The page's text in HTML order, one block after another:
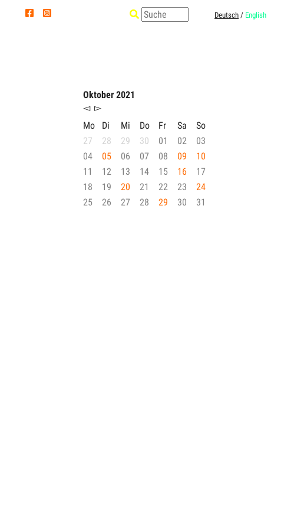
Deutsch / English
Oktober 2021
◅ ▻
Mo
Di Mi Do Fr Sa
So
27
28 29 30 01 02
03
04
05 06 07 08 09
10
11
12 13 14 15 16
17
18
19 20 21 22 23
24
25
26 27 28 29 30 31